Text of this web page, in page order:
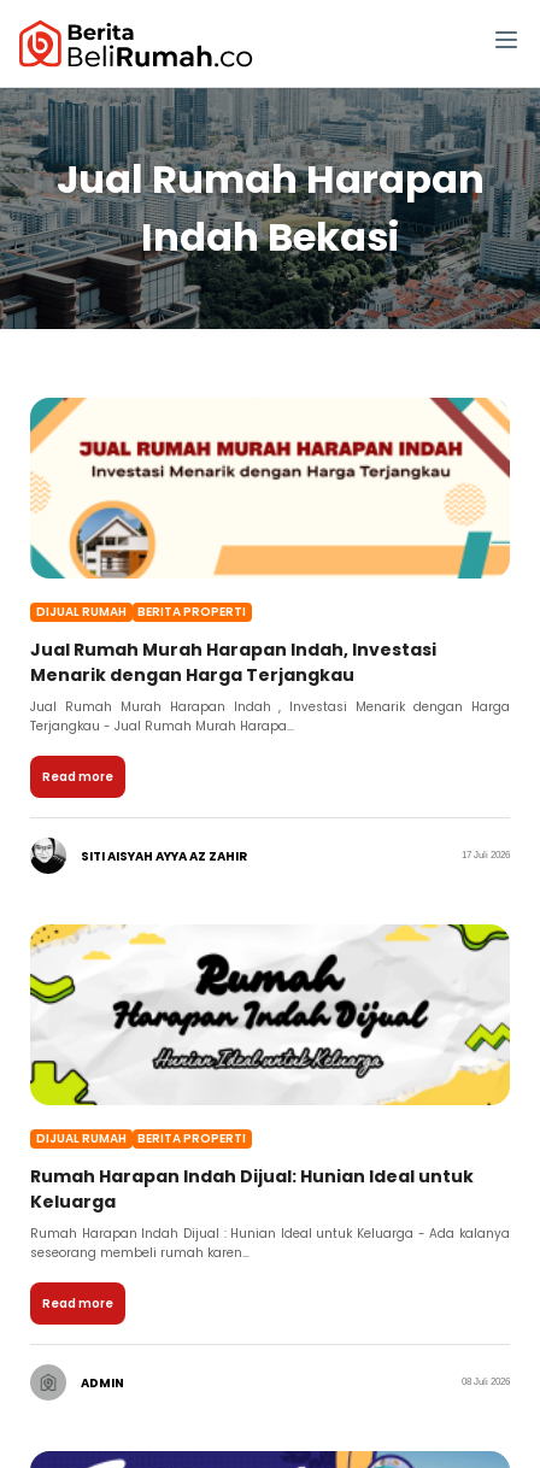
Jual Rumah Harapan
Indah Bekasi
DIJUAL RUMAH BERITA PROPERTI
Jual Rumah Murah Harapan Indah, Investasi
Menarik dengan Harga Terjangkau
Jual Rumah Murah Harapan Indah , Investasi Menarik dengan Harga
Terjangkau - Jual Rumah Murah Harapa...
Read more
SITI AISYAH AYYA AZ ZAHIR 17 Juli 2026
DIJUAL RUMAH BERITA PROPERTI
Rumah Harapan Indah Dijual: Hunian Ideal untuk
Keluarga
Rumah Harapan Indah Dijual : Hunian Ideal untuk Keluarga - Ada kalanya
seseorang membeli rumah karen...
Read more
ADMIN 08 Juli 2026